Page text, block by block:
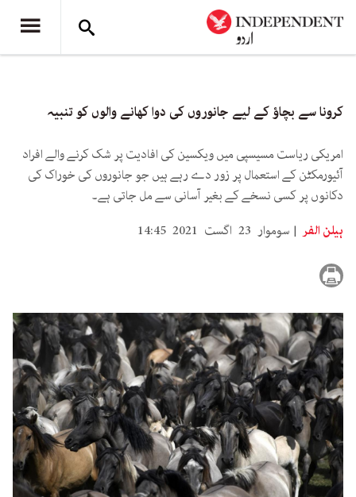
کرونا سے بچاؤ کے لیے جانوروں کی دوا کھانے والوں کو تنبیہ
امریکی ریاست مسیسپی میں ویکسین کی افادیت پر شک کرنے والے افراد
آئیورمکٹن کے استعمال پر زور دے رہے ہیں جو جانوروں کی خوراک کی
دکانوں پر کسی نسخے کے بغیر آسانی سے مل جاتی ہے۔
ہیلن الفر
سوموار 23 اگست 2021 14:45